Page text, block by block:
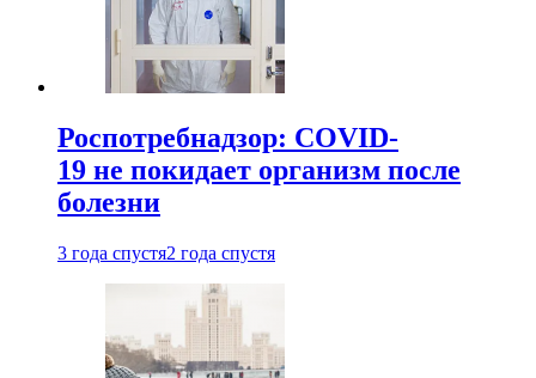
Роспотребнадзор: COVID-
19 не покидает организм после
болезни
3 года спустя2 года спустя